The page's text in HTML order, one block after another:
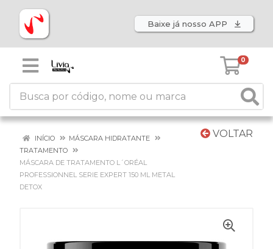
Baixe já nosso APP
0
VOLTAR
INÍCIO
MÁSCARA HIDRATANTE
TRATAMENTO
MÁSCARA DE TRATAMENTO L´ORÉAL
PROFESSIONNEL SERIE EXPERT 150 ML METAL
DETOX